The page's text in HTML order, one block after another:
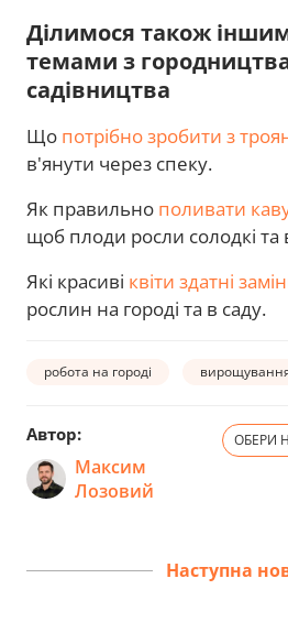
Ділимося також
темами з
садівництва
Що потрібно зробити з
в'янути через спеку.
Як правильно поливати
щоб плоди росли солодкі та
Які красиві квіти здатні
рослин на городі та в саду.
робота на городі
Автор:
Максим
Лозовий
ОБЕРИ
Наступна